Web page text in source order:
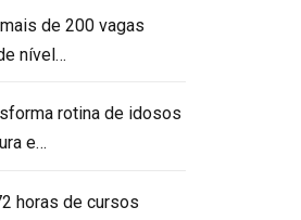
de 200 vagas
nível…
rotina de idosos
e…
horas de cursos